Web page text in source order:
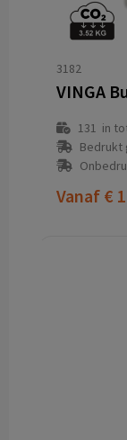
3182
131 in
Bedrukt
Vanaf €